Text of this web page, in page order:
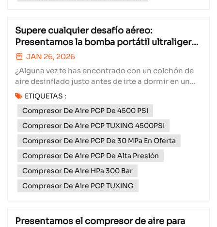
Supere cualquier desafío aéreo:
Presentamos la bomba portátil ultraligera
TXES061-3
JAN 26, 2026
¿Alguna vez te has encontrado con un colchón de
aire desinflado justo antes de irte a dormir en un
viaje de campamento? ¿O has tenido que inflar
rápidamente la llanta de la bicicleta de tu hijo antes
de un paseo familiar? Inflar el colchón no debería
ser una tarea que requiera equipo voluminoso ni u...
ETIQUETAS :
Compresor De Aire PCP De 4500 PSI
Compresor De Aire PCP TUXING 4500PSI
Compresor De Aire PCP De 30 MPa En Oferta
Compresor De Aire PCP De Alta Presión
Compresor De Aire HPa 300 Bar
Compresor De Aire PCP TUXING
Presentamos el compresor de aire para